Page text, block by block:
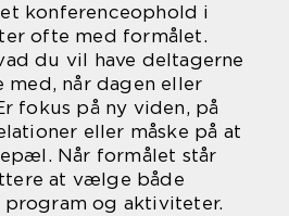
konferenceophold i
ofte med formålet.
du vil have deltagerne
når dagen eller
fokus på ny viden, på
eller måske på at
Når formålet står
at vælge både
program og aktiviteter.